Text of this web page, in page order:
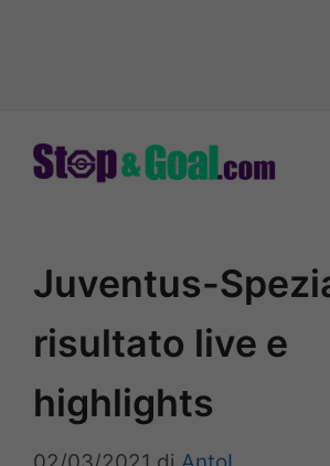
Juventus-
risultato live e
highlights